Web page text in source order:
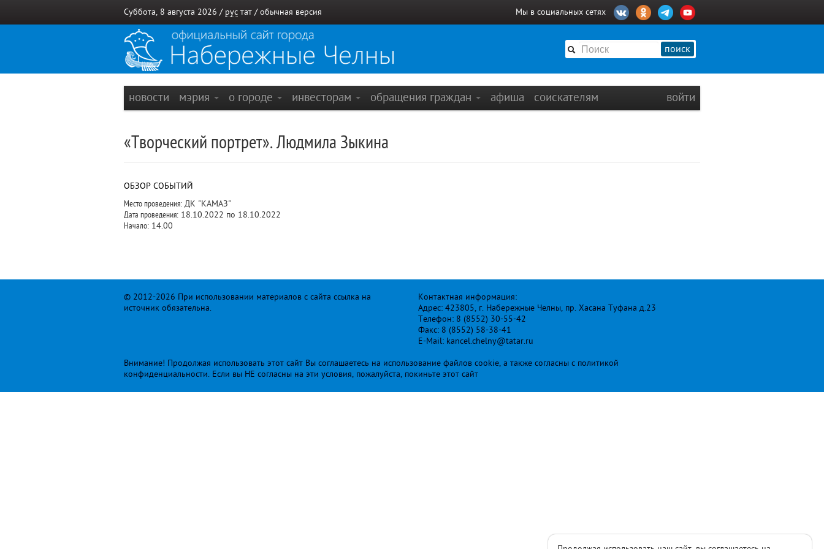
Суббота, 8 августа 2026 / рус тат / обычная версия Мы в социальных сетях
поиск
новости мэрия о городе инвесторам обращения граждан афиша соискателям войти
«Творческий портрет». Людмила Зыкина
ОБЗОР СОБЫТИЙ
Место проведения: ДК "КАМАЗ"
Дата проведения: 18.10.2022 по 18.10.2022
Начало: 14.00
© 2012-2026 При использовании материалов с сайта ссылка на
источник обязательна.
Контактная информация:
Адрес: 423805, г. Набережные Челны, пр. Хасана Туфана д.23
Телефон: 8 (8552) 30-55-42
Факс: 8 (8552) 58-38-41
E-Mail: kancel.chelny@tatar.ru
Внимание! Продолжая использовать этот сайт Вы соглашаетесь на использование файлов cookie, а также согласны с политикой
конфиденциальности. Если вы НЕ согласны на эти условия, пожалуйста, покиньте этот сайт